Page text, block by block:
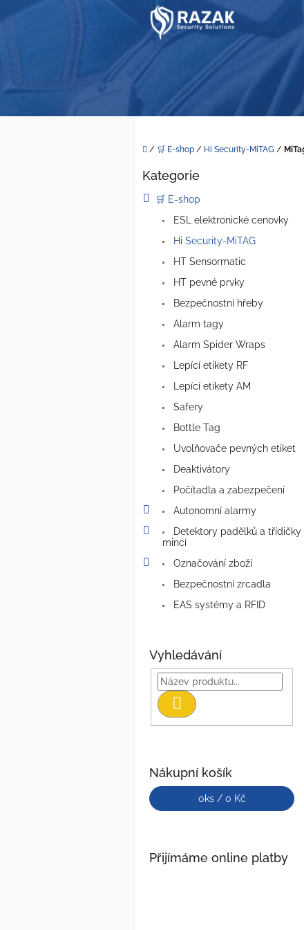
Domů
/ 🛒 E-shop / Hi Security-MiTAG /
Přeskočit
Kategorie
🛒 E-shop
ESL elektronické cenovky
Hi Security-MiTAG
HT Sensormatic
HT pevné prvky
Bezpečnostní hřeby
Alarm tagy
Alarm Spider Wraps
Lepící etikety RF
Lepící etikety AM
Safery
Bottle Tag
Uvolňovače pevných etiket
Deaktivátory
Počítadla a zabezpečení
Autonomní alarmy
Detektory padělků a třídičky
mincí
Označování zboží
Bezpečnostní zrcadla
EAS systémy a RFID
Vyhledávání
Hledat
Nákupní košík
0ks / 0 Kč
Přijímáme online platby